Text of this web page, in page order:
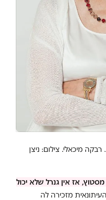
. רבקה מיכאלי. צילום: ניצן
אז אין גנרל שלא יכול
מזכירה לה